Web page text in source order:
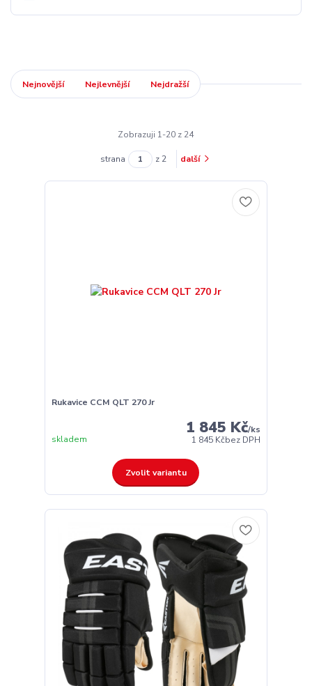
Nejnovější Nejlevnější Nejdražší
Zobrazuji 1-20 z 24
strana z 2 další
Rukavice CCM QLT 270 Jr
1 845 Kč/ks
1 845 Kčbez DPH
skladem
Zvolit variantu